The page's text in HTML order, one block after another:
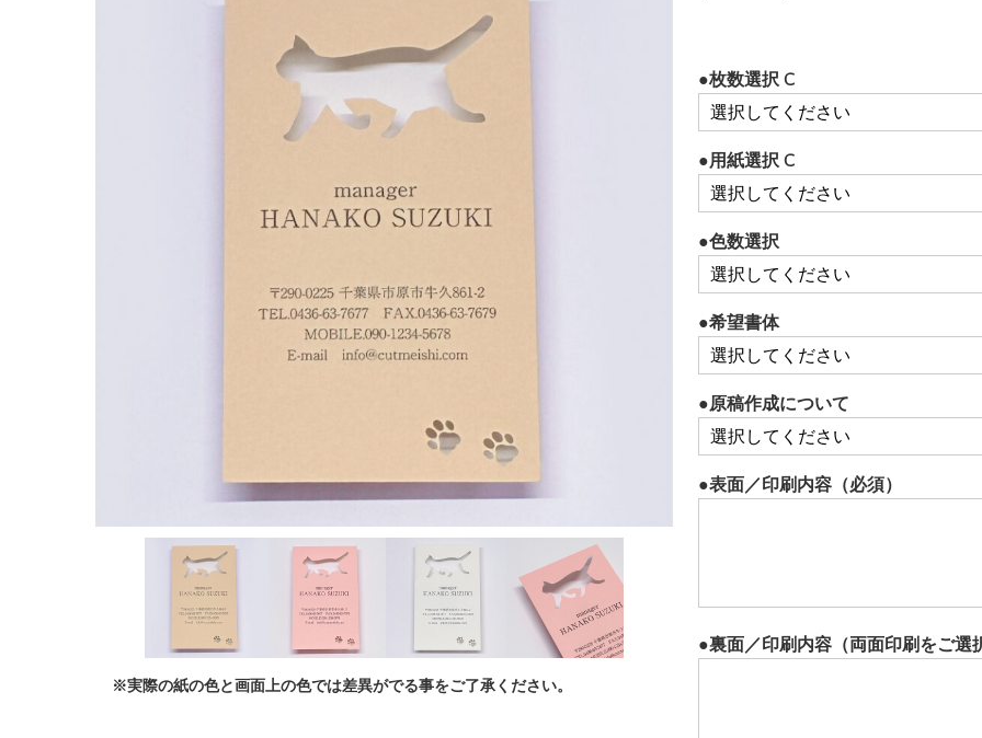
※実際の紙の色と画面上の色では差異がでる事をご了承ください。
●枚数選択 C
●用紙選択 C
●色数選択
●希望書体
●原稿作成について
●表面／印刷内容（必須）
●裏面／印刷内容（両面印刷をご選